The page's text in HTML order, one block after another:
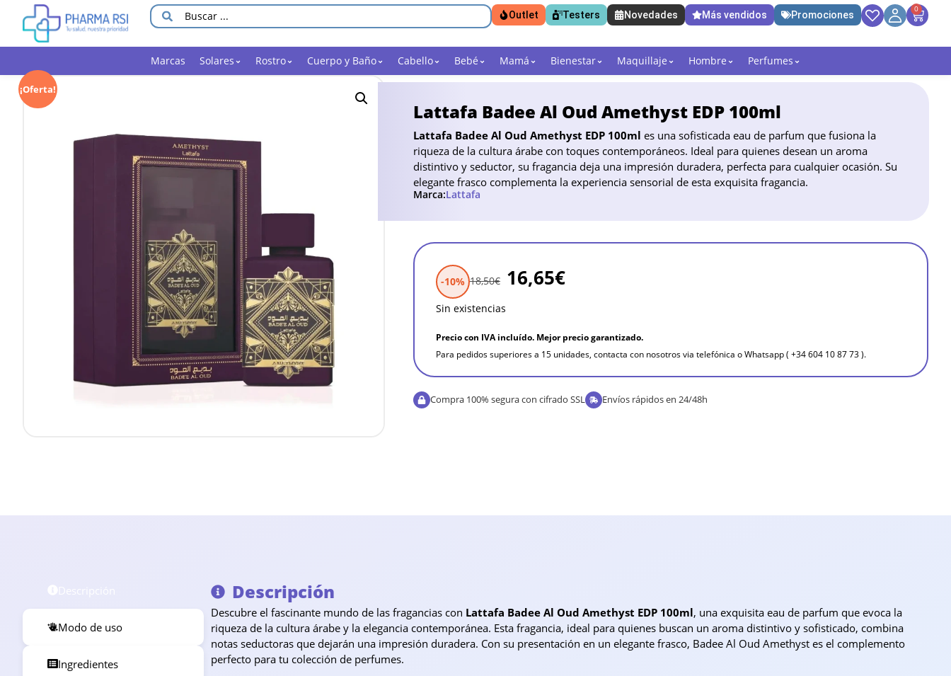
Outlet Testers Novedades Más vendidos Promociones
0
Marcas Solares Rostro Cuerpo y Baño Cabello Bebé Mamá Bienestar Maquillaje Hombre Perfumes
¡Oferta!
Lattafa Badee Al Oud Amethyst EDP 100ml
Lattafa Badee Al Oud Amethyst EDP 100ml es una sofisticada eau de parfum que fusiona la
riqueza de la cultura árabe con toques contemporáneos. Ideal para quienes desean un aroma
distintivo y seductor, su fragancia deja una impresión duradera, perfecta para cualquier ocasión. Su
elegante frasco complementa la experiencia sensorial de esta exquisita fragancia.
Marca:Lattafa
-10% 18,50€ 16,65€
Sin existencias
Precio con IVA incluído. Mejor precio garantizado.
Para pedidos superiores a 15 unidades, contacta con nosotros via telefónica o Whatsapp ( +34 604 10 87 73 ).
Compra 100% segura con cifrado SSL Envíos rápidos en 24/48h
Modo de uso
Ingredientes
Descripción
Descubre el fascinante mundo de las fragancias con Lattafa Badee Al Oud Amethyst EDP 100ml, una exquisita eau de parfum que evoca la
riqueza de la cultura árabe y la elegancia contemporánea. Esta fragancia, ideal para quienes buscan un aroma distintivo y sofisticado, combina
notas seductoras que dejarán una impresión duradera. Con su presentación en un elegante frasco, Badee Al Oud Amethyst es el complemento
perfecto para tu colección de perfumes.